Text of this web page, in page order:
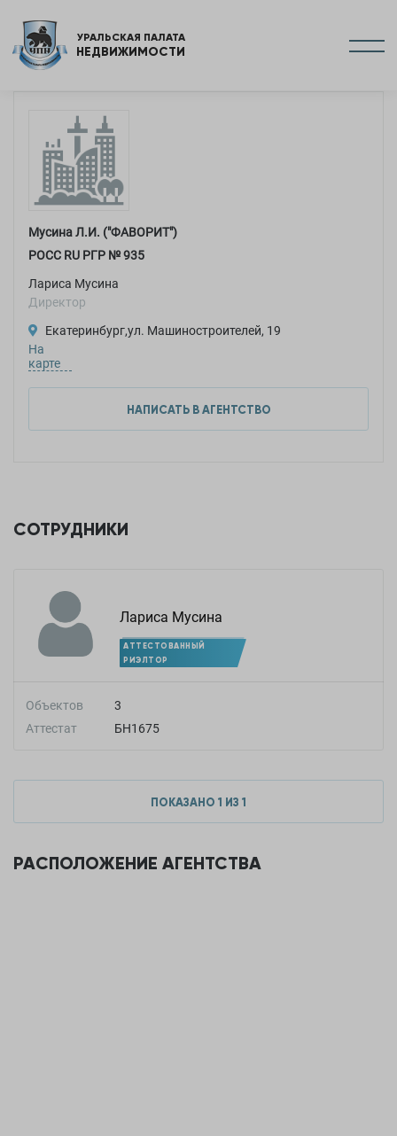
УРАЛЬСКАЯ ПАЛАТА
НЕДВИЖИМОСТИ
Мусина Л.И. ("ФАВОРИТ")
РОСC RU РГР №935
Лариса Мусина
Директор
Екатеринбург,ул. Машиностроителей, 19
На
карте
НАПИСАТЬ В АГЕНТСТВО
СОТРУДНИКИ
Лариса Мусина
АТТЕСТОВАННЫЙ
РИЭЛТОР
Объектов
3
Аттестат
БН1675
ПОКАЗАНО 1 ИЗ 1
РАСПОЛОЖЕНИЕ АГЕНТСТВА